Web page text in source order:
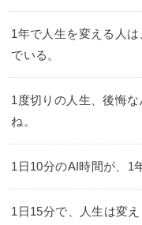
1年で人生を変える人
でいる。
1度切りの人生、後悔
ね。
1日10分のAI時間が、1
1日15分で、人生は変